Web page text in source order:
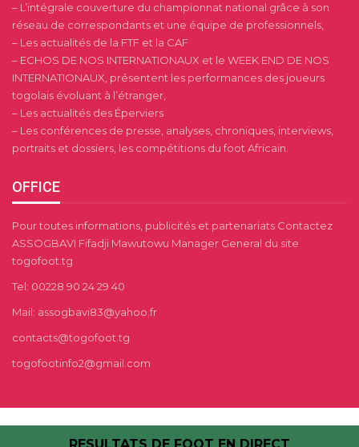
– L’intégrale couverture du championnat national grâce à son
réseau de correspondants et une équipe de professionnels,
– Les actualités de la FTF et la CAF
– ECHOS DE NOS INTERNATIONAUX et le WEEK END DE NOS
INTERNATIONAUX, présentent les performances des joueurs
togolais évoluant à l’étranger,
– Les actualités des Éperviers
– Les conférences de presse, analyses, chroniques, interviews,
portraits et dossiers, les compétitions du foot Africain.
OFFICE
Pour toutes informations, publicités et partenariats Contactez
ASSOGBAVI Fifadji Mawutowu Manager General du site
togofoot.tg
Tel: 00228 90 24 29 40
Mail: assogbavi83@yahoo.fr
contacts@togofoot.tg
togofootinfo2@gmail.com